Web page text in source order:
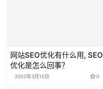
网站SEO优化有什么用, SEO
优化是怎么回事？
2022年3月15日 0